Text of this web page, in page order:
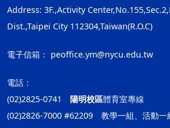
Address: 3F.,Activity
Dist.,Taipei City 112304,Taiwan(R.O.C)
電子信箱： peoffice.ym@nycu.edu.tw
電話：
(02)2825-0741 陽明校區體育室專線
(02)2826-7000 #62209 教學一組、活動一